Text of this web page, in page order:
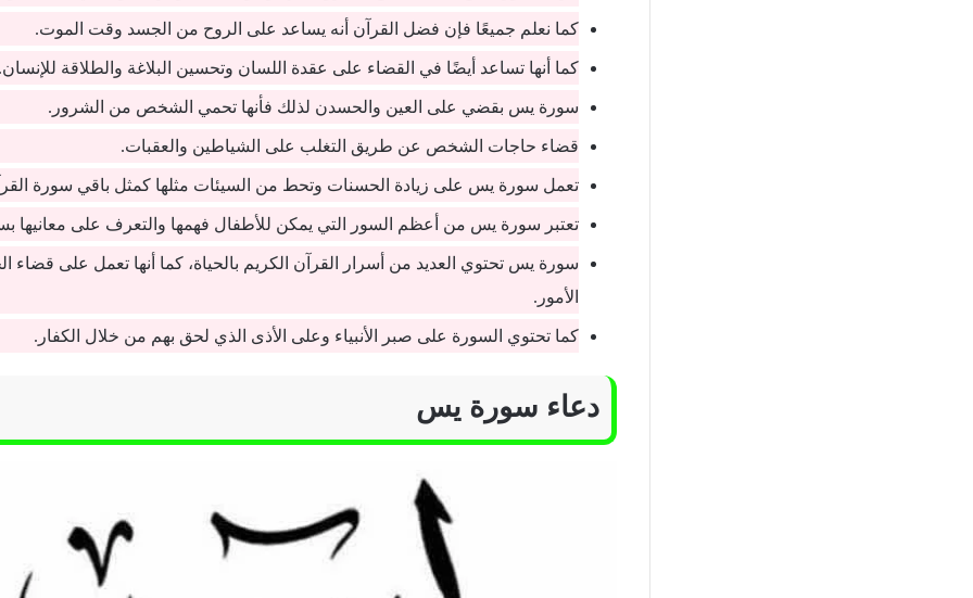
كما نعلم جميعًا فإن فضل القرآن أنه يساعد على الروح من الجسد وقت الموت.
كما أنها تساعد أيضًا في القضاء على عقدة اللسان وتحسين البلاغة والطلاقة للإنسان.
سورة يس بقضي على العين والحسدن لذلك فأنها تحمي الشخص من الشرور.
قضاء حاجات الشخص عن طريق التغلب على الشياطين والعقبات.
تعمل سورة يس على زيادة الحسنات وتحط من السيئات مثلها كمثل باقي سورة
تعتبر سورة يس من أعظم السور التي يمكن للأطفال فهمها والتعرف على معانيها
سورة يس تحتوي العديد من أسرار القرآن الكريم بالحياة، كما أنها تعمل على قضاء
الأمور.
كما تحتوي السورة على صبر الأنبياء وعلى الأذى الذي لحق بهم من خلال الكفار.
دعاء سورة يس